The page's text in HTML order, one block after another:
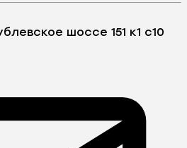
шоссе 151 к1 с10